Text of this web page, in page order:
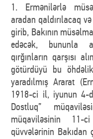
1. Ermənilərlə
aradan qaldırılacaq
girib, Bakının
edəcək, bununla
qırğınların qarşısı
götürdüyü bu
yaradılmış Ararat
1918-ci il, iyunun 4-
Dostluq”
müqaviləsinin 11-
qüvvələrinin Bakıdan